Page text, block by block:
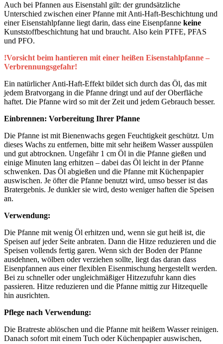
Auch bei Pfannen aus Eisenstahl gilt: der grundsätzliche
Unterschied zwischen einer Pfanne mit Anti-Haft-Beschichtung und
einer Eisenstahlpfanne liegt darin, dass eine Eisenpfanne keine
Kunststoffbeschichtung hat und braucht. Also kein PTFE, PFAS
und PFO.
!Vorsicht beim hantieren mit einer heißen Eisenstahlpfanne –
Verbrennungsgefahr!
Ein natürlicher Anti-Haft-Effekt bildet sich durch das Öl, das mit
jedem Bratvorgang in die Pfanne dringt und auf der Oberfläche
haftet. Die Pfanne wird so mit der Zeit und jedem Gebrauch besser.
Einbrennen: Vorbereitung Ihrer Pfanne
Die Pfanne ist mit Bienenwachs gegen Feuchtigkeit geschützt. Um
dieses Wachs zu entfernen, bitte mit sehr heißem Wasser ausspülen
und gut abtrocknen. Ungefähr 1 cm Öl in die Pfanne gießen und
einige Minuten lang erhitzen – dabei das Öl leicht in der Pfanne
schwenken. Das Öl abgießen und die Pfanne mit Küchenpapier
auswischen. Je öfter die Pfanne benutzt wird, umso besser ist das
Bratergebnis. Je dunkler sie wird, desto weniger haften die Speisen
an.
Verwendung:
Die Pfanne mit wenig Öl erhitzen und, wenn sie gut heiß ist, die
Speisen auf jeder Seite anbraten. Dann die Hitze reduzieren und die
Speisen vollends fertig garen. Wenn sich der Boden der Pfanne
ausdehnen, wölben oder verziehen sollte, liegt das daran dass
Eisenpfannen aus einer flexiblen Eisenmischung hergestellt werden.
Bei zu schneller oder ungleichmäßiger Hitzezufuhr kann dies
passieren. Hitze reduzieren und die Pfanne mittig zur Hitzequelle
hin ausrichten.
Pflege nach Verwendung:
Die Bratreste ablöschen und die Pfanne mit heißem Wasser reinigen.
Danach sofort mit einem Tuch oder Küchenpapier auswischen,